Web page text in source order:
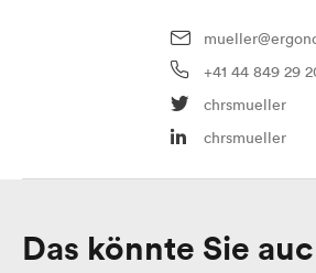
+41 44 849 29
chrsmueller
chrsmueller
Das könnte Sie